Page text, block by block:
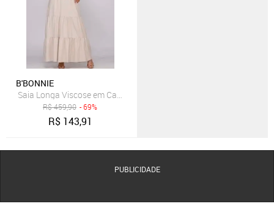
B'BONNIE
Saia Longa Viscose em Camadas B’Bonnie Luiza Bege
R$459,90 - 69%
R$ 143,91
PUBLICIDADE